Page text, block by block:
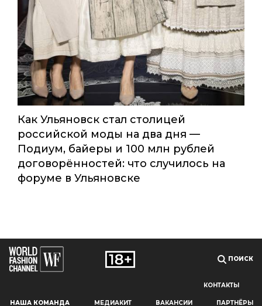
Наш сайт использует файлы cookie и похожие технологии,
Как Ульяновск стал столицей
российской моды на два дня —
Подиум, байеры и 100 млн рублей
договорённостей: что случилось на
форуме в Ульяновске
ПОИСК
КОНТАКТЫ
НАША КОМАНДА МЕДИАКИТ ВАКАНСИИ ПАРТНЁРЫ